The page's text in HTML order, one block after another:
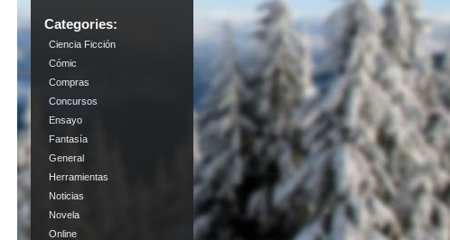
Categories:
Ciencia Ficción
Cómic
Compras
Concursos
Ensayo
Fantasía
General
Herramientas
Noticias
Novela
Online